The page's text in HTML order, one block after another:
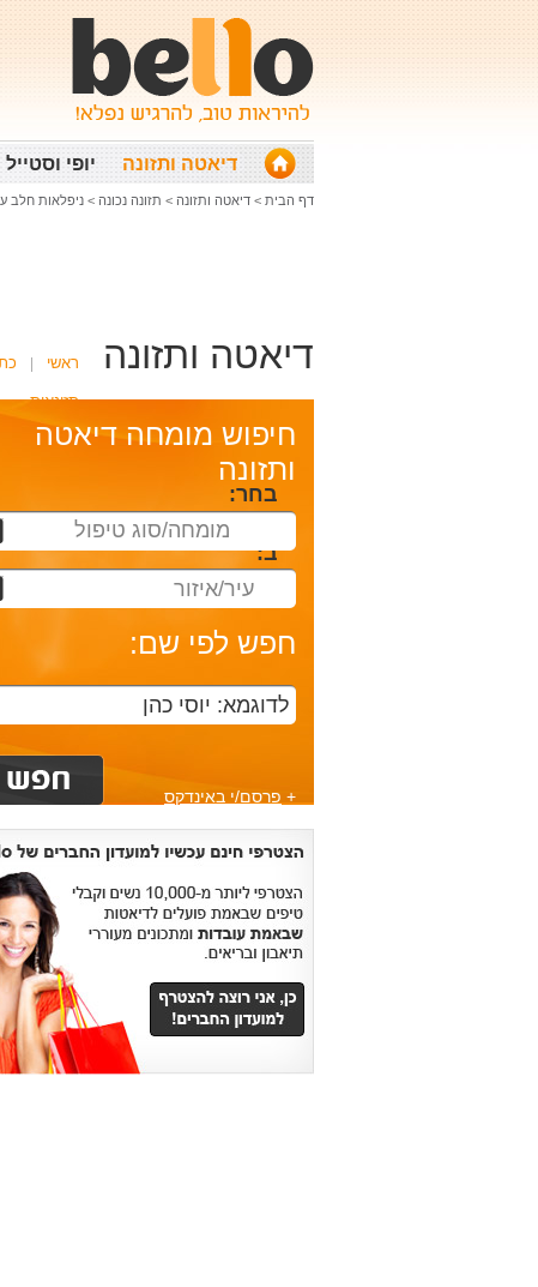
דיאטה ותזונה יופי וסטייל
דף הבית > דיאטה ותזונה > תזונה נכונה > ניפלאות חלב
דיאטה ותזונה ראשי
תזונאית
חיפוש מומחה דיאטה
ותזונה
בחר:
מומחה/סוג טיפול
ב:
עיר/איזור
חפש לפי שם:
+ פרסם/י באינדקס